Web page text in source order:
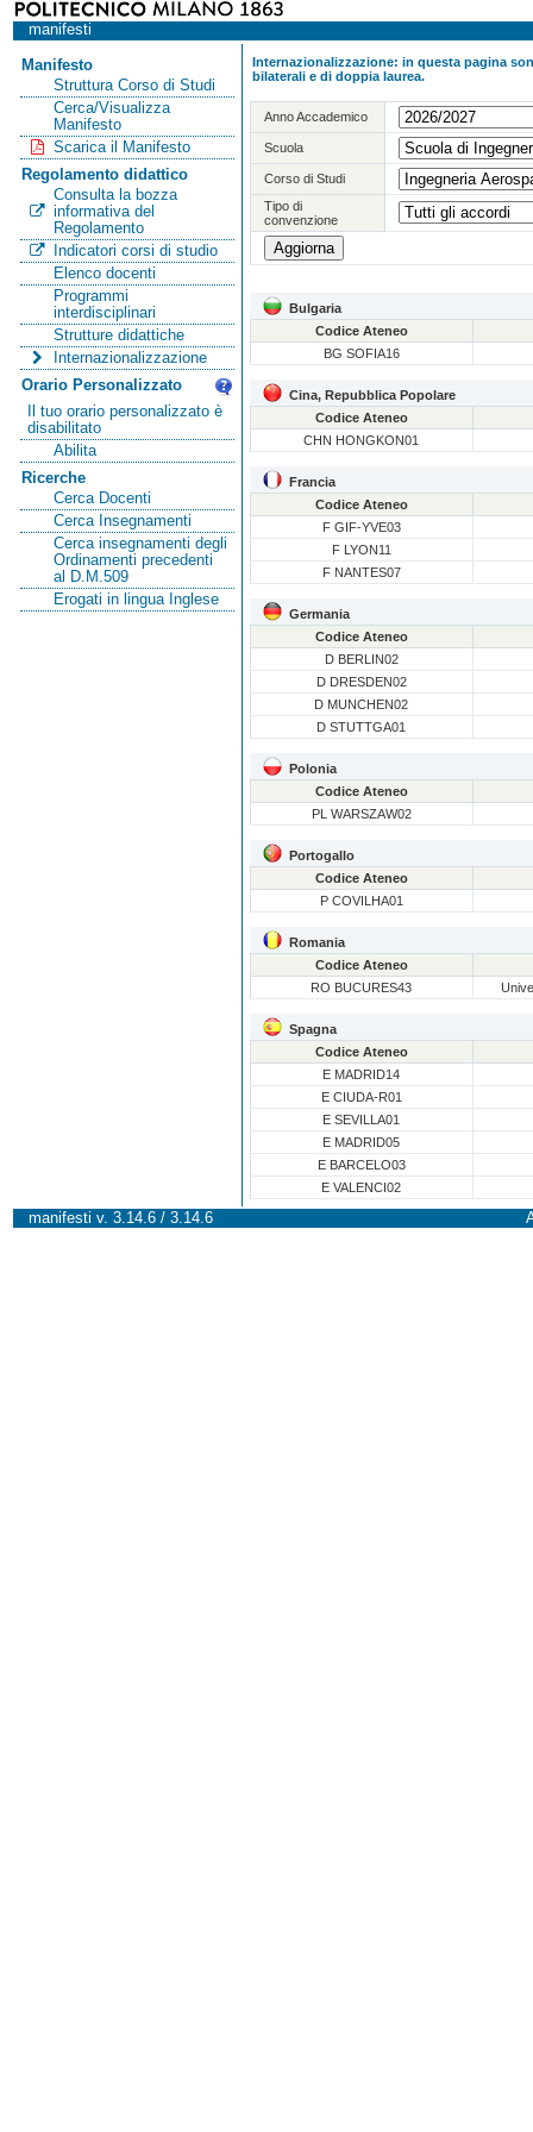
manifesti
Manifesto
Struttura Corso di Studi
Cerca/Visualizza
Manifesto
Scarica il Manifesto
Regolamento didattico
Consulta la bozza
informativa del
Regolamento
Indicatori corsi di studio
Elenco docenti
Programmi
interdisciplinari
Strutture didattiche
Internazionalizzazione
Orario Personalizzato
Il tuo orario personalizzato è
disabilitato
Abilita
Ricerche
Cerca Docenti
Cerca Insegnamenti
Cerca insegnamenti degli
Ordinamenti precedenti
al D.M.509
Erogati in lingua Inglese
Internazionalizzazione: in questa pagina
bilaterali e di doppia laurea.
Anno Accademico
Scuola
Corso di Studi
Tipo di
convenzione
Bulgaria
Codice Ateneo
BG SOFIA16
Cina, Repubblica Popolare
Codice Ateneo
CHN HONGKON01
Francia
Codice Ateneo
F GIF-YVE03
F LYON11
F NANTES07
Germania
Codice Ateneo
D BERLIN02
D DRESDEN02
D MUNCHEN02
D STUTTGA01
Polonia
Codice Ateneo
PL WARSZAW02
Portogallo
Codice Ateneo
P COVILHA01
Romania
Codice Ateneo
RO BUCURES43
Spagna
Codice Ateneo
E MADRID14
E CIUDA-R01
E SEVILLA01
E MADRID05
E BARCELO03
E VALENCI02
manifesti v. 3.14.6 / 3.14.6